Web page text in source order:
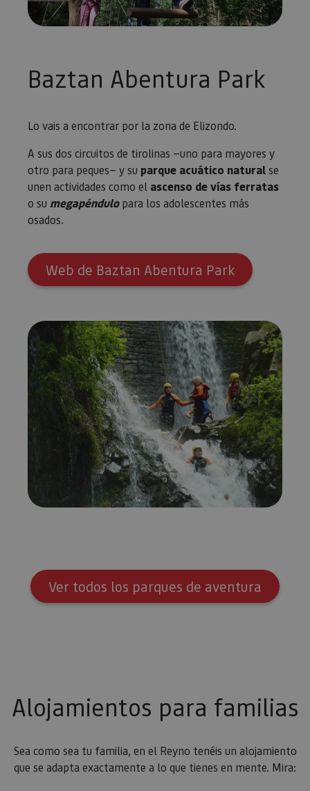
Baztan Abentura Park
Lo vais a encontrar por la zona de Elizondo.
A sus dos circuitos de tirolinas —uno para mayores y
otro para peques— y su parque acuático naturalse
unen actividades como el ascenso de vías ferratas
o su megapéndulo para los adolescentes más
osados.
Web de Baztan Abentura Park
Ver todos los parques de aventura
Alojamientos para familias
Sea como sea tu familia, en el Reyno tenéis un alojamiento
que se adapta exactamente a lo que tienes en mente. Mira: